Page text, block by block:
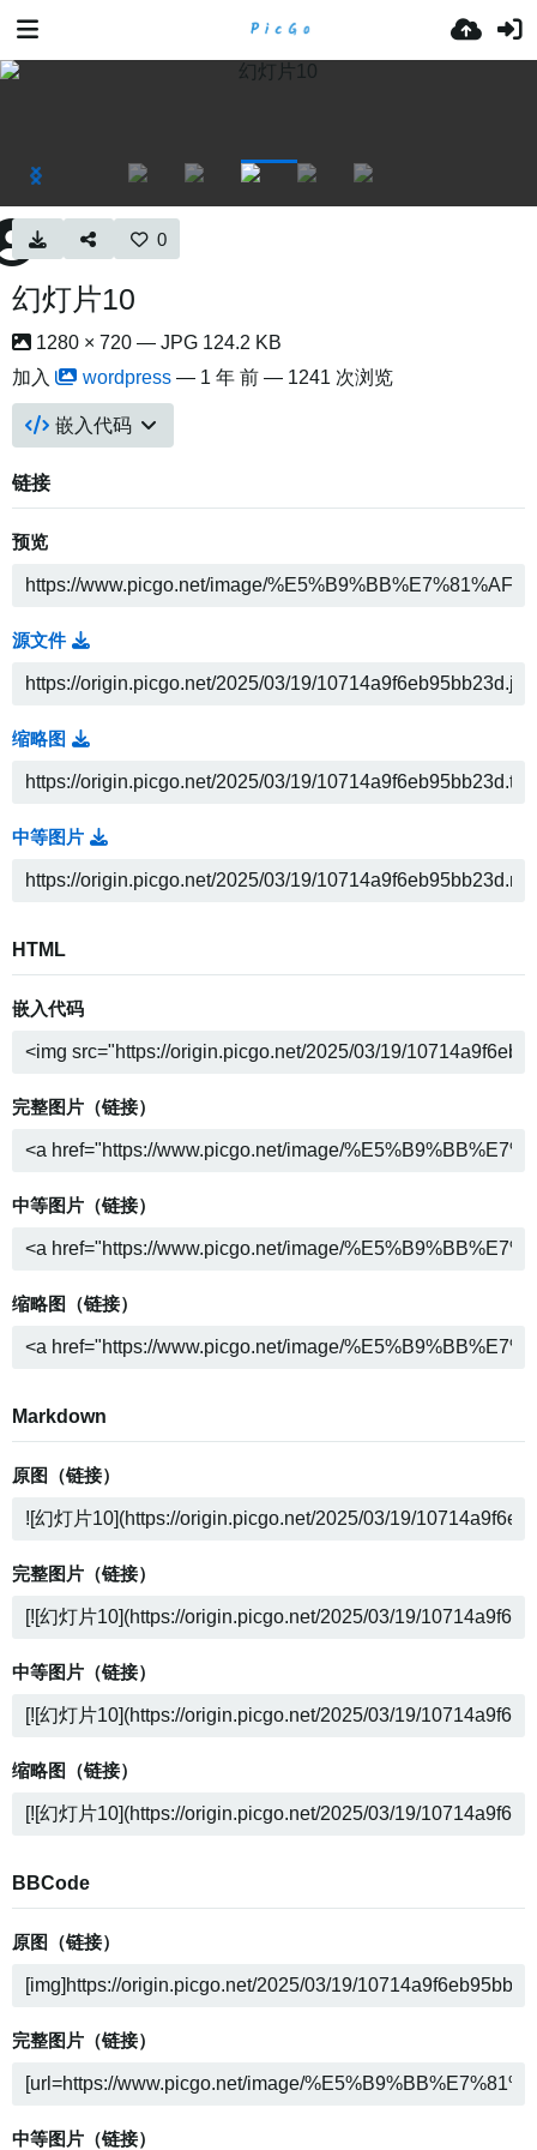
0
幻灯片10
1280 × 720 — JPG 124.2 KB
加入
wordpress — 1 年 前 — 1241 次浏览
嵌入代码
链接
预览
源文件
缩略图
中等图片
HTML
嵌入代码
完整图片（链接）
中等图片（链接）
缩略图（链接）
Markdown
原图（链接）
完整图片（链接）
中等图片（链接）
缩略图（链接）
BBCode
原图（链接）
完整图片（链接）
中等图片（链接）